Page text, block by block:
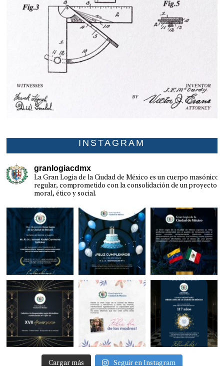
INSTAGRAM
granlogiacdmx
La Gran Logia de la Ciudad de México es un cuerpo masónico
regular, comprometido con la consolidación de un proyecto
moral, ético y social.
Cargar más Seguir en Instagram